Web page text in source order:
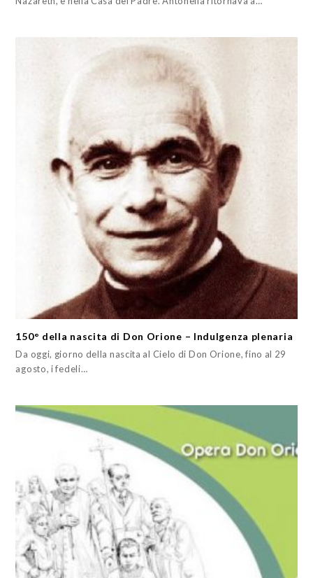
150° della nascita di Don Orione – Indulgenza plenaria
Da oggi, giorno della nascita al Cielo di Don Orione, fino al 29
agosto, i fedeli…